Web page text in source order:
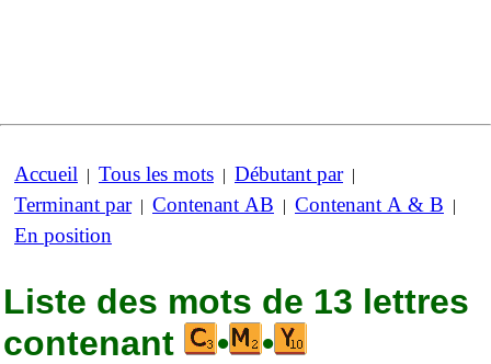
Accueil | Tous les mots | Débutant par|
Terminant par| Contenant AB | Contenant A & B |
En position
Liste des mots de 13 lettres
contenant
• •